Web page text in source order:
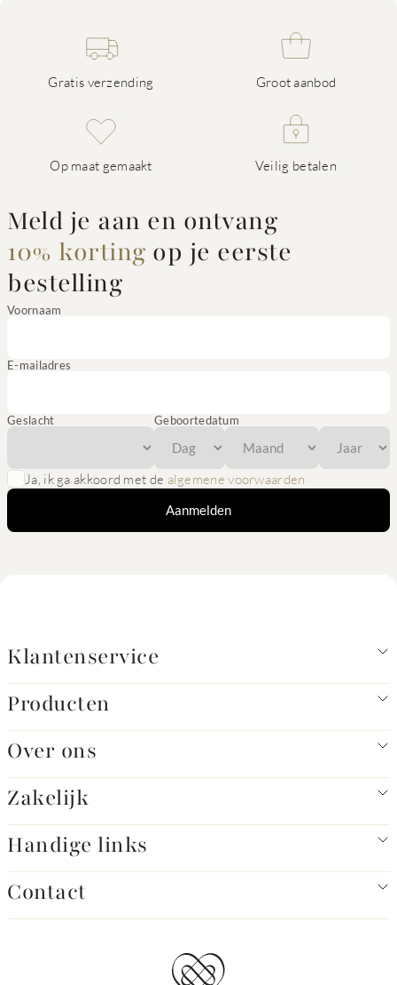
Gratis verzending Groot aanbod
Op maat gemaakt Veilig betalen
Meld je aan en ontvang
10% korting op je eerste
bestelling
Voornaam
E-mailadres
Geslacht Geboortedatum
Ja, ik ga akkoord met de algemene voorwaarden
Aanmelden
Klantenservice
Producten
Over ons
Zakelijk
Handige links
Contact